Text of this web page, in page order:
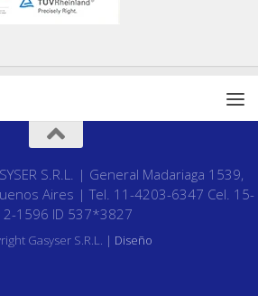
S.R.L. | General Madariaga 1539,
Aires | Tel. 11-4203-6347 Cel. 15-
1596 ID 537*3827
Gasyser S.R.L. | Diseño